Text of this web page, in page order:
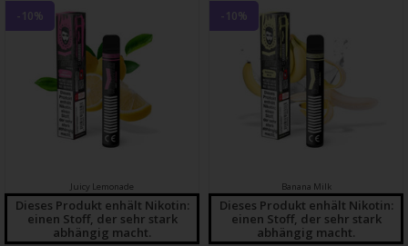
-10%
Juicy Lemonade
Dieses Produkt enhält Nikotin:
einen Stoff, der sehr stark
abhängig macht.
-10%
Banana Milk
Dieses Produkt enhält Nikotin:
einen Stoff, der sehr stark
abhängig macht.